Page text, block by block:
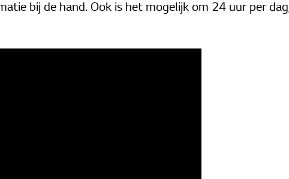
bij de hand. Ook is het mogelijk om 24 uur per